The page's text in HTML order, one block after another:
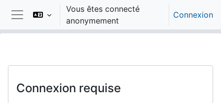
Passer au contenu principal
Panneau latéral
Vous êtes connecté
anonymement
Connexion
Connexion requise